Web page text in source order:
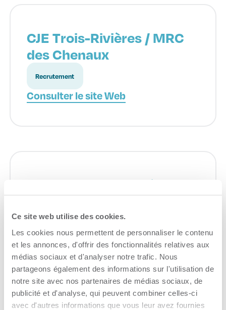
Ce site web utilise des cookies.
Les cookies nous permettent de personnaliser le contenu
et les annonces, d'offrir des fonctionnalités relatives aux
médias sociaux et d'analyser notre trafic. Nous
partageons également des informations sur l'utilisation de
notre site avec nos partenaires de médias sociaux, de
publicité et d'analyse, qui peuvent combiner celles-ci
avec d'autres informations que vous leur avez fournies
CJE Trois-Rivières / MRC
des Chenaux
Recrutement
Consulter le site Web
Investissement Québec